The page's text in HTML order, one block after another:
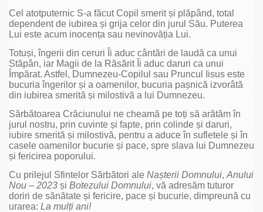
Cel atotputernic S-a făcut Copil smerit și plăpând, total
dependent de iubirea și grija celor din jurul Său. Puterea
Lui este acum inocența sau nevinovăția Lui.
Totuși, îngerii din ceruri Îi aduc cântări de laudă ca unui
Stăpân, iar Magii de la Răsărit Îi aduc daruri ca unui
Împărat. Astfel, Dumnezeu-Copilul sau Pruncul Iisus este
bucuria îngerilor și a oamenilor, bucuria pașnică izvorâtă
din iubirea smerită și milostivă a lui Dumnezeu.
Sărbătoarea Crăciunului ne cheamă pe toți să arătăm în
jurul nostru, prin cuvinte și fapte, prin colinde și daruri,
iubire smerită și milostivă, pentru a aduce în sufletele și în
casele oamenilor bucurie și pace, spre slava lui Dumnezeu
și fericirea poporului.
Cu prilejul Sfintelor Sărbători ale Nașterii Domnului, Anului
Nou – 2023 și Botezului Domnului, vă adresăm tuturor
doriri de sănătate și fericire, pace și bucurie, dimpreună cu
urarea: La mulți ani!